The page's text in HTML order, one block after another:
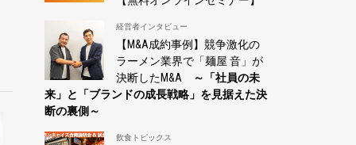
経営者インタビュー
【M&A成約事例】競争激化の
ラーメン業界で「麺屋 音」が
決断したM&A
～「社員の未
来」と「ブランドの成長戦略」を見据えた決
断の裏側～
飲食トピックス